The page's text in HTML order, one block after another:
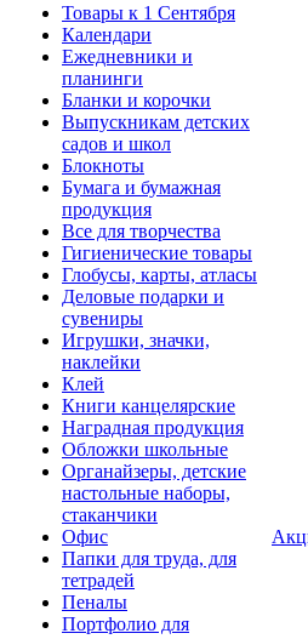
Товары к 1 Сентября
Календари
Ежедневники и
планинги
Бланки и корочки
Выпускникам детских
садов и школ
Блокноты
Бумага и бумажная
продукция
Все для творчества
Гигиенические товары
Глобусы, карты, атласы
Деловые подарки и
сувениры
Игрушки, значки,
наклейки
Клей
Книги канцелярские
Наградная продукция
Обложки школьные
Органайзеры, детские
настольные наборы,
стаканчики
Офис
Папки для труда, для
тетрадей
Пеналы
Портфолио для